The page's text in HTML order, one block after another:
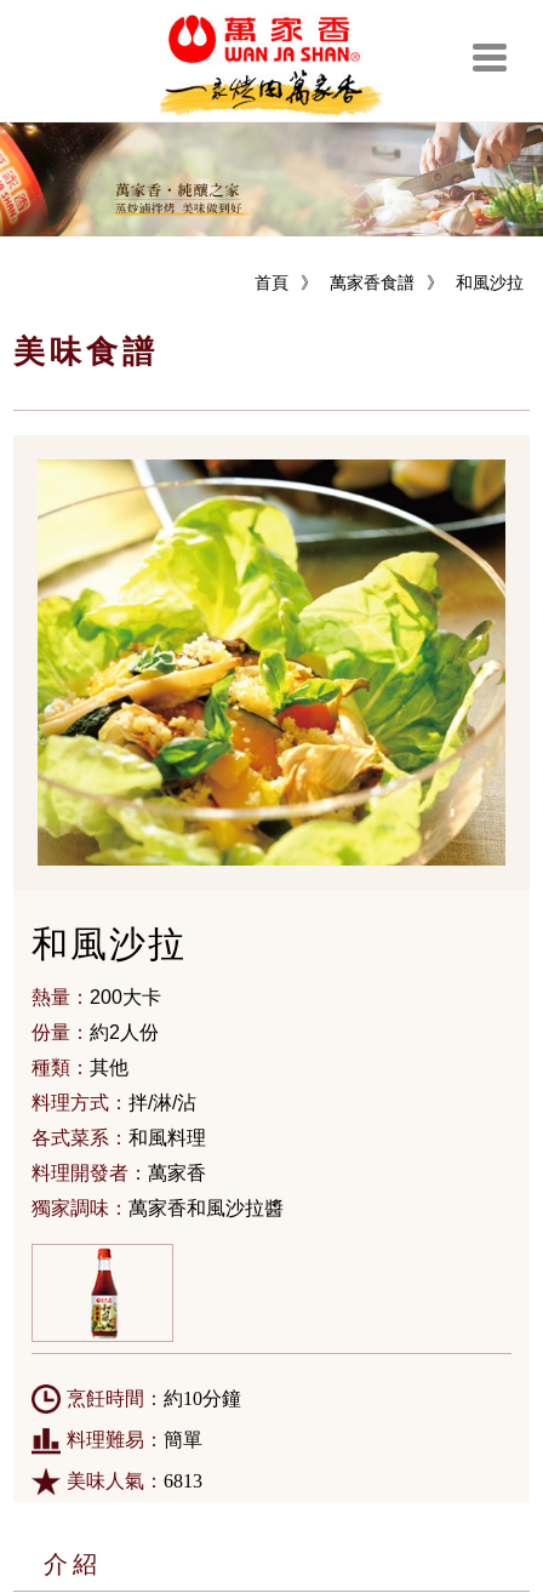
和風沙拉
》
萬家香食譜
》
首頁
美味食譜
和風沙拉
熱量： 200大卡
份量：約2人份
種類：其他
料理方式：拌/淋/沾
各式菜系：和風料理
料理開發者：萬家香
獨家調味：萬家香和風沙拉醬
烹飪時間：約10分鐘
料理難易：簡單
美味人氣：6813
介紹